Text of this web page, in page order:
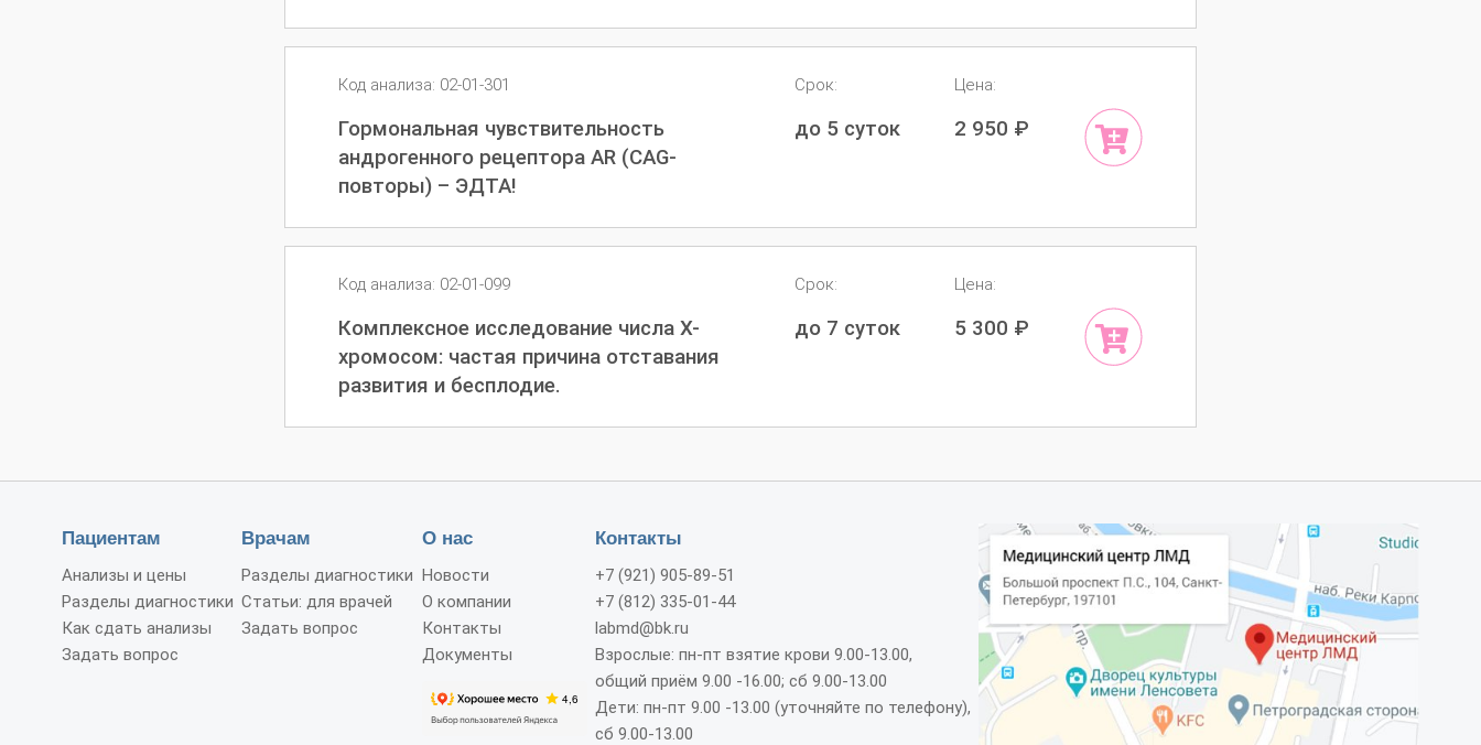
Код анализа: 02-01-301
Гормональная чувствительность
андрогенного рецептора AR (CAG-
повторы) – ЭДТА!
Срок:
до 5 суток
Цена:
2 950 ₽
Код анализа: 02-01-099
Комплексное исследование числа Х-
хромосом: частая причина отставания
развития и бесплодие.
Срок:
до 7 суток
Цена:
5 300 ₽
Пациентам
Анализы и цены
Разделы диагностики
Как сдать анализы
Задать вопрос
Врачам
Разделы диагностики
Статьи: для врачей
Задать вопрос
О нас
Новости
О компании
Контакты
Документы
Контакты
+7 (921) 905-89-51
+7 (812) 335-01-44
labmd@bk.ru
Взрослые: пн-пт взятие крови 9.00-13.00,
общий приём 9.00 -16.00; сб 9.00-13.00
Дети: пн-пт 9.00 -13.00 (уточняйте по телефону),
сб 9.00-13.00